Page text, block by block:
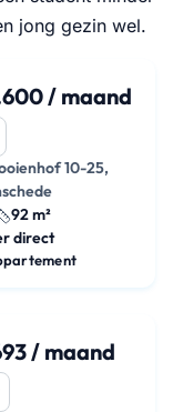
jong gezin wel.
/ maand
10-25,
92 m²
direct
/ maand